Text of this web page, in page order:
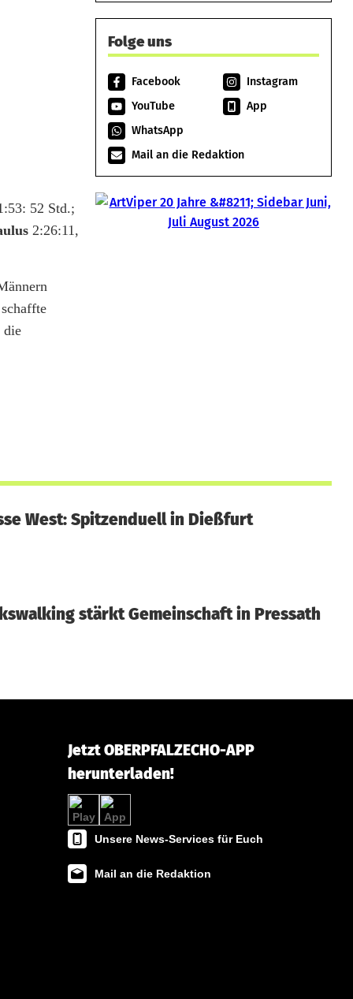
52 Std.;
2:26:11,
die
Folge uns
Facebook
Instagram
YouTube
App
WhatsApp
Mail an die Redaktion
West: Spitzenduell in Dießfurt
stärkt Gemeinschaft in Pressath
Jetzt OBERPFALZECHO-APP
herunterladen!
Unsere News-Services für Euch
Mail an die Redaktion